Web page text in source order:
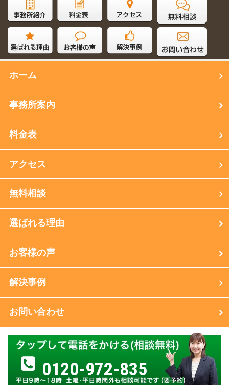
サイト内検索
ホーム
事務所案内
料金表
アクセス
無料相談
選ばれる理由
お客様の声
解決事例
お問い合わせ
0120-972-835